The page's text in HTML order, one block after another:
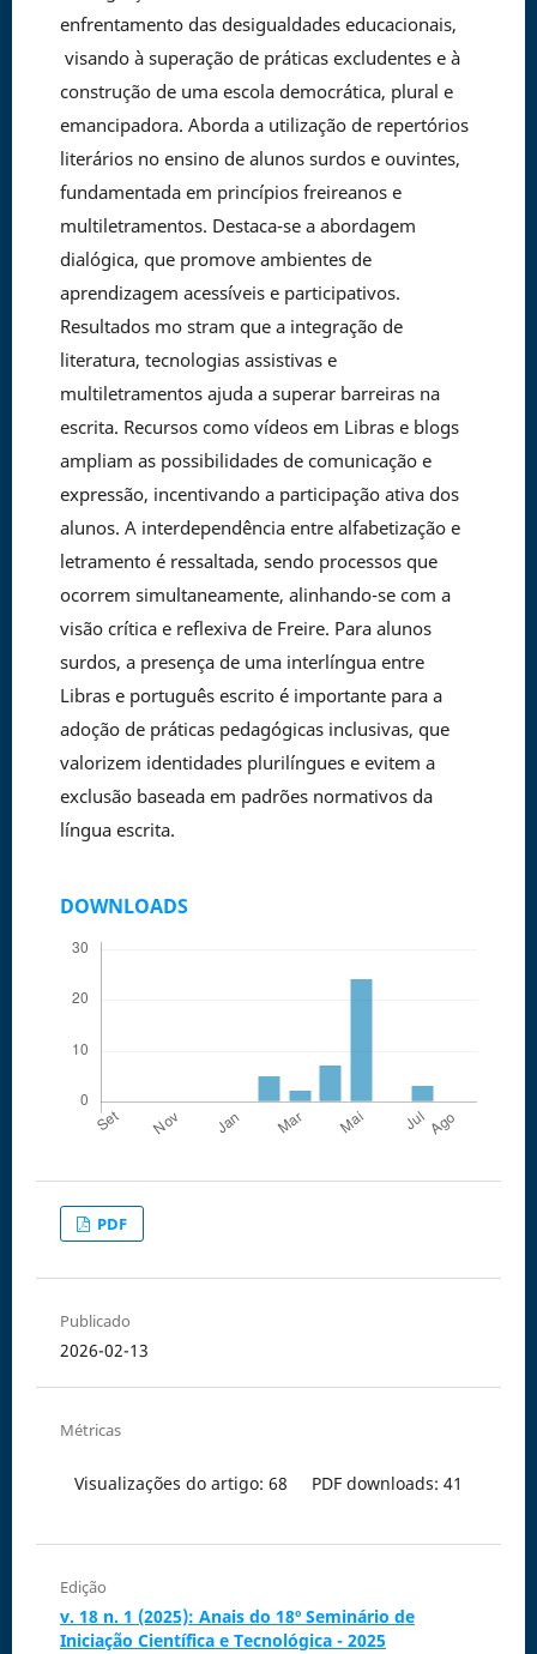
enfrentamento das desigualdades educacionais,
visando à superação de práticas excludentes e à
construção de uma escola democrática, plural e
emancipadora. Aborda a utilização de repertórios
literários no ensino de alunos surdos e ouvintes,
fundamentada em princípios freireanos e
multiletramentos. Destaca-se a abordagem
dialógica, que promove ambientes de
aprendizagem acessíveis e participativos.
Resultados mo stram que a integração de
literatura, tecnologias assistivas e
multiletramentos ajuda a superar barreiras na
escrita. Recursos como vídeos em Libras e blogs
ampliam as possibilidades de comunicação e
expressão, incentivando a participação ativa dos
alunos. A interdependência entre alfabetização e
letramento é ressaltada, sendo processos que
ocorrem simultaneamente, alinhando-se com a
visão crítica e reflexiva de Freire. Para alunos
surdos, a presença de uma interlíngua entre
Libras e português escrito é importante para a
adoção de práticas pedagógicas inclusivas, que
valorizem identidades plurilíngues e evitem a
exclusão baseada em padrões normativos da
língua escrita.
DOWNLOADS
PDF
Publicado
2026-02-13
Métricas
Visualizações do artigo: 68 PDF downloads: 41
Edição
v. 18 n. 1 (2025): Anais do 18º Seminário de
Iniciação Científica e Tecnológica - 2025